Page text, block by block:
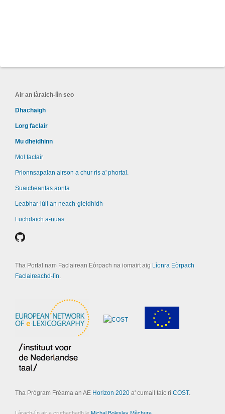
Air an làraich-lìn seo
Dhachaigh
Lorg faclair
Mu dheidhinn
Mol faclair
Prionnsapalan airson a chur ris a' phortal.
Suaicheantas aonta
Leabhar-iùil an neach-gleidhidh
Luchdaich a-nuas
Tha Portal nam Faclairean Eòrpach na iomairt aig Lìonra Eòrpach
Faclaireachd-lìn.
Tha Prògram Frèama an AE Horizon 2020 a' cumail taic ri COST.